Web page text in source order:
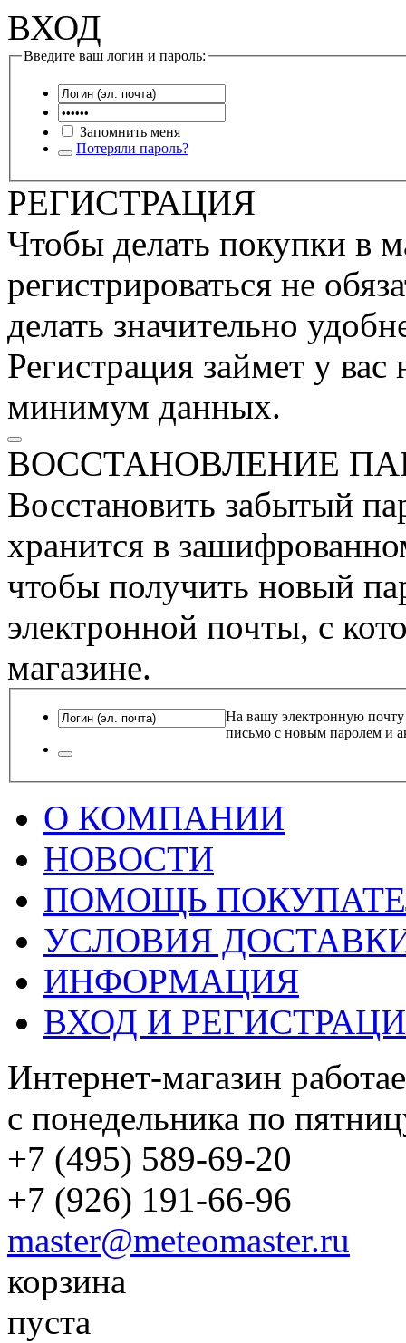
ВХОД
Введите ваш логин и пароль:
Запомнить меня
Потеряли пароль?
РЕГИСТРАЦИЯ
Чтобы делать покупки в
регистрироваться не
делать значительно
Регистрация займет у
минимум данных.
ВОССТАНОВЛЕНИЕ
Восстановить забытый
хранится в
чтобы получить новый
электронной почты, с
магазине.
На вашу электронную почту
письмо с новым паролем и
О КОМПАНИИ
НОВОСТИ
ПОМОЩЬ
УСЛОВИЯ
ИНФОРМАЦИЯ
ВХОД И
Интернет-магазин
с понедельника по
+7 (495) 589-69-20
+7 (926) 191-66-96
master@meteomaster.ru
корзина
пуста